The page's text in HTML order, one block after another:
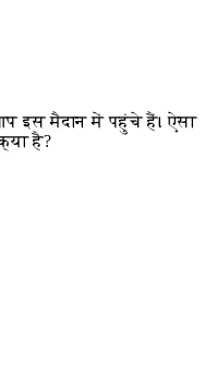
इस मैदान में पहुंचे हैं। ऐसा
है?